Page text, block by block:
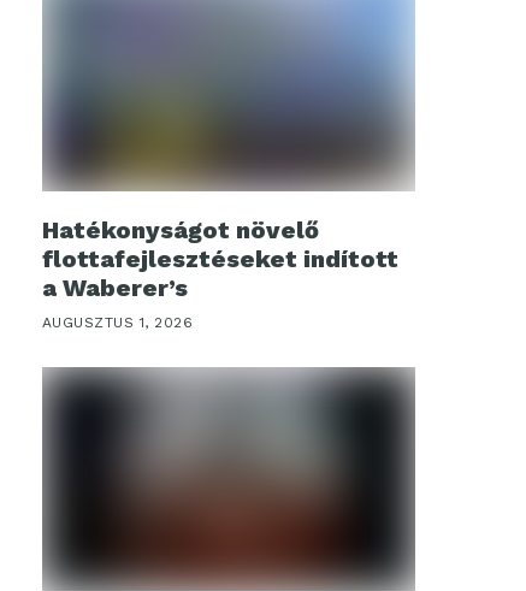
Hatékonyságot növelő
flottafejlesztéseket indított
a Waberer’s
AUGUSZTUS 1, 2026